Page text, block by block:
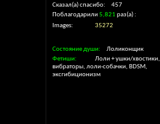
Сказал(а) спасибо
457
Поблагодарили5,821 раз(а)
Images
35272
Состояние души
Лоликонщик
Фетиши
Лоли + ушки/хвостики,
вибраторы, лоли-собачки, BDSM,
эксгибиционизм